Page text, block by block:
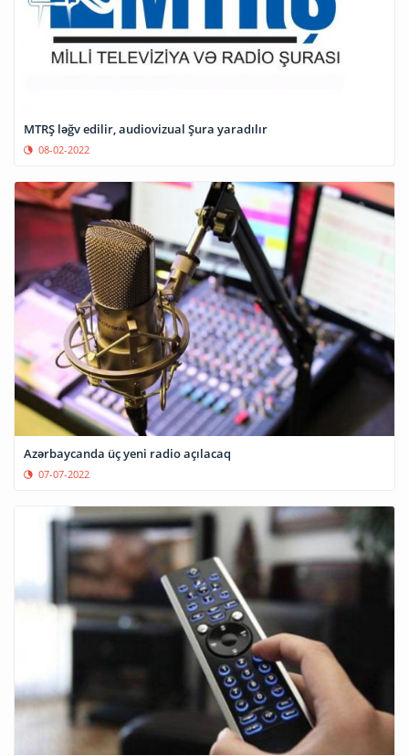
MTRŞ ləğv edilir, audiovizual Şura yaradılır
08-02-2022
Azərbaycanda üç yeni radio açılacaq
07-07-2022